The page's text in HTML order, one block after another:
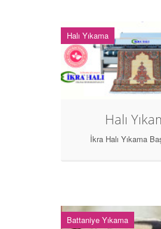
Halı Yıkama
Halı
İkra Halı Yıkama
Battaniye Yıkama